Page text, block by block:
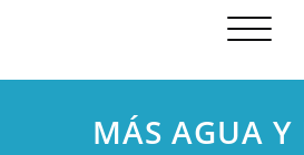
del Cantón San Jacinto
Alternar
MÁS AGUA Y